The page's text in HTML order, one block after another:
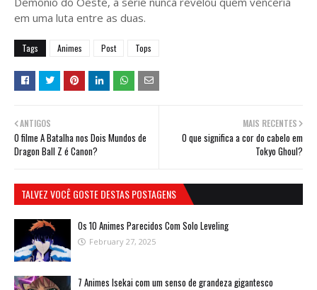
em uma luta entre as duas.
Tags Animes Post Tops
MAIS RECENTES
O que significa a cor do cabelo em
Tokyo Ghoul?
ANTIGOS
O filme A Batalha nos Dois Mundos de
Dragon Ball Z é Canon?
TALVEZ VOCÊ GOSTE DESTAS POSTAGENS
Os 10 Animes Parecidos Com Solo Leveling
February 27, 2025
7 Animes Isekai com um senso de grandeza gigantesco